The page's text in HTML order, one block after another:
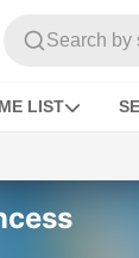
Search by
LIST